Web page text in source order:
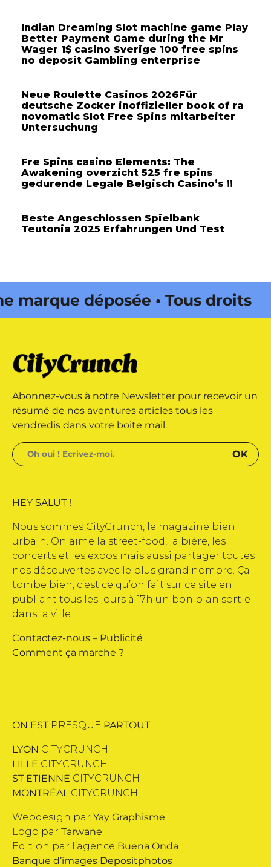
Indian Dreaming Slot machine game Play
Better Payment Game during the Mr
Wager 1$ casino Sverige 100 free spins
no deposit Gambling enterprise
Neue Roulette Casinos 2026Für
deutsche Zocker inoffizieller book of ra
novomatic Slot Free Spins mitarbeiter
Untersuchung
Fre Spins casino Elements: The
Awakening overzicht 525 fre spins
gedurende Legale Belgisch Casino’s !!
Beste Angeschlossen Spielbank
Teutonia 2025 Erfahrungen Und Test
déposée • Tous droits
déposée • Tous droits
par Buena Onda Web •
Abonnez-vous à notre Newsletter pour recevoir un
résumé de nos aventures articles tous les
vendredis dans votre boite mail.
HEY SALUT !
Nous sommes CityCrunch, le magazine bien
urbain. On aime la street-food, la bière, les
concerts et les expos mais aussi partager toutes
nos découvertes avec le plus grand nombre. Ça
tombe bien, c’est ce qu’on fait sur ce site en
publiant tous les jours à 17h un bon plan sortie
dans la ville.
Contactez-nous – Publicité
Comment ça marche ?
ON EST PRESQUE PARTOUT
LYON CITYCRUNCH
LILLE CITYCRUNCH
ST ETIENNE CITYCRUNCH
MONTRÉALCITYCRUNCH
Webdesign par Yay Graphisme
Logo par Tarwane
Edition par l’agence Buena Onda
Banque d’images Depositphotos